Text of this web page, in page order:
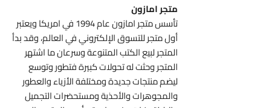
متجر امازون
تأسس متجر امازون عام 1994 في امريكا ويعتبر
أول متجر للتسوق الإلكتروني في العالم، وقد بدأ
المتجر لبيع الكتب المتنوعة وسرعان ما اشتهر
المتجر وحثت له تحولات كبيرة فتطور وتوسع
ليضم منتجات جديدة ومختلفة الأزياء والعطور
والمجوهرات والأحذية ومستحضرات التجميل